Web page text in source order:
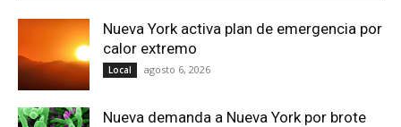
Nueva York activa plan de emergencia por
calor extremo
Local agosto 6, 2026
Nueva demanda a Nueva York por brote